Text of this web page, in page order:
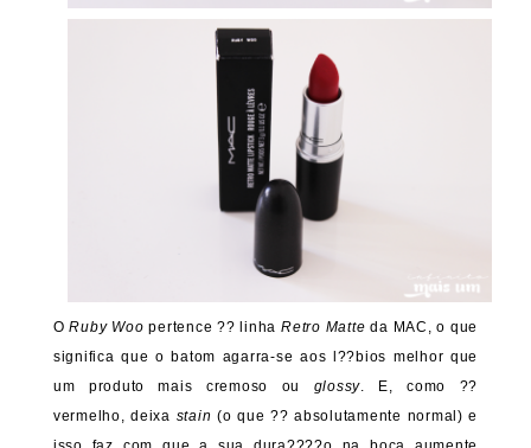
ORuby Woo pertence ?? linhaRetro Matte da MAC, o que
significa que o batom agarra-se aos l??bios melhor que
um produto mais cremoso ou glossy . E, como ??
vermelho, deixa stain (o que ?? absolutamente normal) e